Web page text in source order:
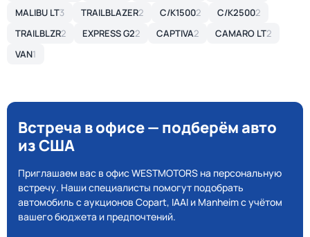
MALIBU LT3 TRAILBLAZER2 C/K15002 C/K25002
TRAILBLZR2 EXPRESS G22 CAPTIVA2 CAMARO LT2
VAN1
Встреча в офисе — подберём авто
из США
Приглашаем вас в офис WESTMOTORS на персональную
встречу. Наши специалисты помогут подобрать
автомобиль с аукционов Copart, IAAI и Manheim с учётом
вашего бюджета и предпочтений.